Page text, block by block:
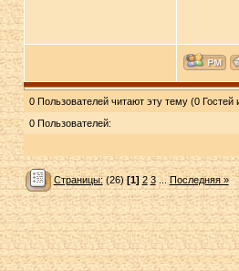
0 Пользователей читают эту тему (0
0 Пользователей:
Страницы:(26)[1] 2 3...Последняя »